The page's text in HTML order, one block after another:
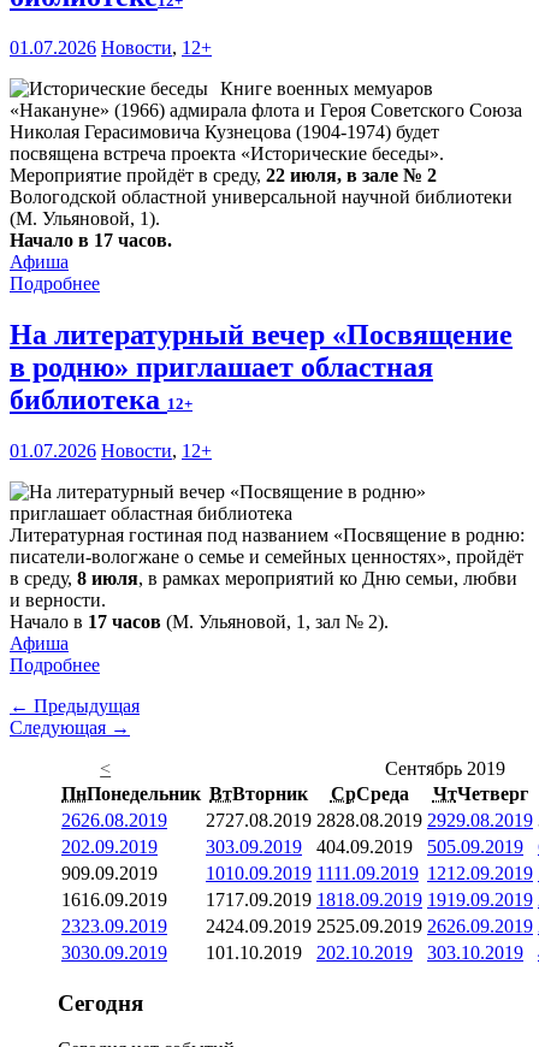
01.07.2026 Новости, 12+
Книге военных мемуаров
«Накануне» (1966) адмирала флота и Героя Советского Союза
Николая Герасимовича Кузнецова (1904-1974) будет
посвящена встреча проекта «Исторические беседы».
Мероприятие пройдёт в среду, 22 июля, в зале № 2
Вологодской областной универсальной научной библиотеки
(М. Ульяновой, 1).
Начало в 17 часов.
Афиша
Подробнее
На литературный вечер «Посвящение
в родню» приглашает областная
библиотека 12+
01.07.2026 Новости, 12+
Литературная гостиная под названием «Посвящение в родню:
писатели-вологжане о семье и семейных ценностях», пройдёт
в среду, 8 июля, в рамках мероприятий ко Дню семьи, любви
и верности.
Начало в 17 часов (М. Ульяновой, 1, зал № 2).
Афиша
Подробнее
← Предыдущая
Следующая →
<
Сентябрь 2019
ПнПонедельник ВтВторник СрСреда ЧтЧетверг
2626.08.2019 2727.08.2019 2828.08.2019 2929.08.2019
202.09.2019 303.09.2019 404.09.2019 505.09.2019
909.09.2019 1010.09.2019 1111.09.2019 1212.09.2019
1616.09.2019 1717.09.2019 1818.09.2019 1919.09.2019
2323.09.2019 2424.09.2019 2525.09.2019 2626.09.2019
3030.09.2019 101.10.2019 202.10.2019 303.10.2019
Сегодня